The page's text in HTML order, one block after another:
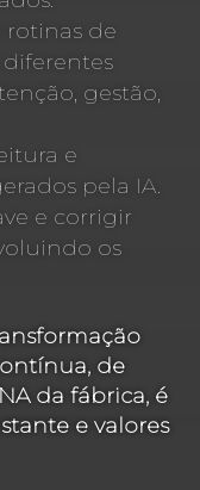
rotinas de
gestão,
e
pela IA.
e corrigir
os
de
da fábrica, é
e valores